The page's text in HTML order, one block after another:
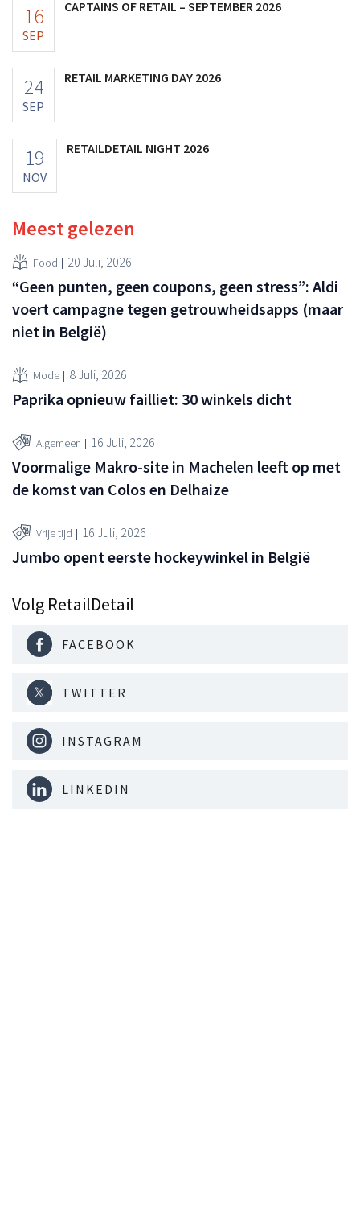
16
SEP
CAPTAINS OF RETAIL – SEPTEMBER 2026
24
SEP
RETAIL MARKETING DAY 2026
19
NOV
RETAILDETAIL NIGHT 2026
Meest gelezen
Food 20 Juli, 2026
“Geen punten, geen coupons, geen stress”: Aldi
voert campagne tegen getrouwheidsapps (maar
niet in België)
Mode 8 Juli, 2026
Paprika opnieuw failliet: 30 winkels dicht
Algemeen 16 Juli, 2026
Voormalige Makro-site in Machelen leeft op met
de komst van Colos en Delhaize
Vrije tijd 16 Juli, 2026
Jumbo opent eerste hockeywinkel in België
Volg RetailDetail
FACEBOOK
TWITTER
INSTAGRAM
LINKEDIN